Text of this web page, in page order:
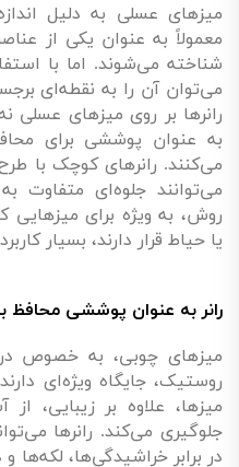
میزهای عسلی به دلیل
معمولاً به عنوان یکی از
شناخته می‌شوند. اما با
می‌توان آن‌ را به نقطه‌ای
رانرها بر روی میزهای عسلی
به عنوان پوششی برای
می‌کنند. رانرهای کوچک با
می‌توانند جلوه‌ای متفاوت
روش، به ویژه برای میزهایی
یا حیاط قرار دارند، بسیار
رانر به عنوان پوششی محافظ
میزهای چوبی، به خصوص
روستیک، جایگاه ویژه‌ای
میزها، علاوه بر زیبایی،
جلوگیری می‌کند. رانرها
در برابر خراشیدگی‌ها،